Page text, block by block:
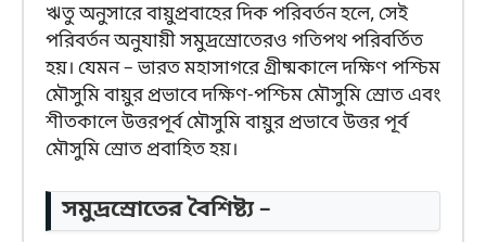
ঋতু অনুসারে বায়ুপ্রবাহের দিক পরিবর্তন হলে, সেই
পরিবর্তন অনুযায়ী সমুদ্রস্রোতেরও গতিপথ পরিবর্তিত
হয়। যেমন – ভারত মহাসাগরে গ্রীষ্মকালে দক্ষিণ পশ্চিম
মৌসুমি বায়ুর প্রভাবে দক্ষিণ-পশ্চিম মৌসুমি স্রোত এবং
শীতকালে উত্তরপূর্ব মৌসুমি বায়ুর প্রভাবে উত্তর পূর্ব
মৌসুমি স্রোত প্রবাহিত হয়।
সমুদ্রস্রোতের বৈশিষ্ট্য –